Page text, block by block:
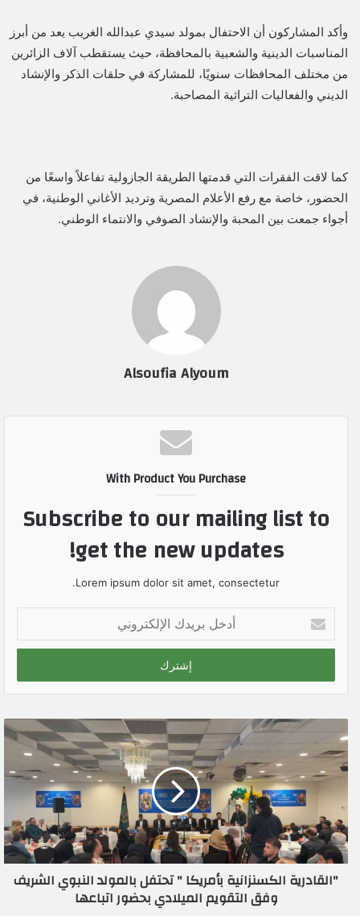
وأكد المشاركون أن الاحتفال بمولد سيدي عبدالله الغريب يعد من أبرز
المناسبات الدينية والشعبية بالمحافظة، حيث يستقطب آلاف الزائرين
من مختلف المحافظات سنويًا، للمشاركة في حلقات الذكر والإنشاد
الديني والفعاليات التراثية المصاحبة.
كما لاقت الفقرات التي قدمتها الطريقة الجازولية تفاعلاً واسعًا من
الحضور، خاصة مع رفع الأعلام المصرية وترديد الأغاني الوطنية، في
أجواء جمعت بين المحبة والإنشاد الصوفي والانتماء الوطني.
Alsoufia Alyoum
With Product You Purchase
Subscribe to our mailing list to
get the new updates!
Lorem ipsum dolor sit amet, consectetur.
خ
ب
ي
ك
ك
ت
و
"القادرية الكسنزانية بأمريكا " تحتفل بالمولد النبوي الشريف
وفق التقويم الميلادي بحضور اتباعها